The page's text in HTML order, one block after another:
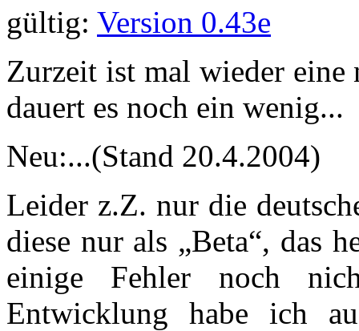
gültig: Version 0.43e
Zurzeit ist mal wieder
dauert es noch ein wenig...
Neu:...(Stand 20.4.2004)
Leider z.Z. nur die
diese nur als „Beta“, das
einige Fehler noch
Entwicklung habe ich